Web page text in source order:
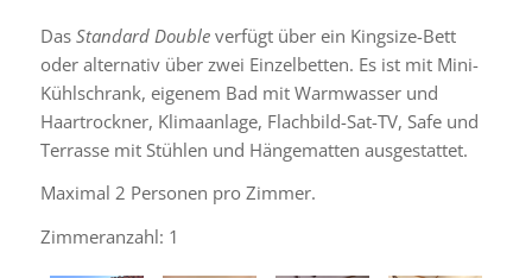
Das Standard Doubleverfügt über ein Kingsize-Bett
oder alternativ über zwei Einzelbetten. Es ist mit Mini-
Kühlschrank, eigenem Bad mit Warmwasser und
Haartrockner, Klimaanlage, Flachbild-Sat-TV, Safe und
Terrasse mit Stühlen und Hängematten ausgestattet.
Maximal 2 Personen pro Zimmer.
Zimmeranzahl: 1